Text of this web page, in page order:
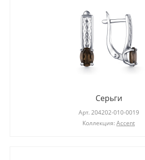
Серьги
Арт. 204202-010-0019
Коллекция: Accent